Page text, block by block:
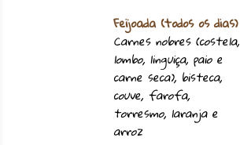
Feijoada (todos os dias)
Carnes nobres (costela,
lombo, linguiça, paio e
carne seca), bisteca,
couve, farofa,
torresmo, laranja e
arroz